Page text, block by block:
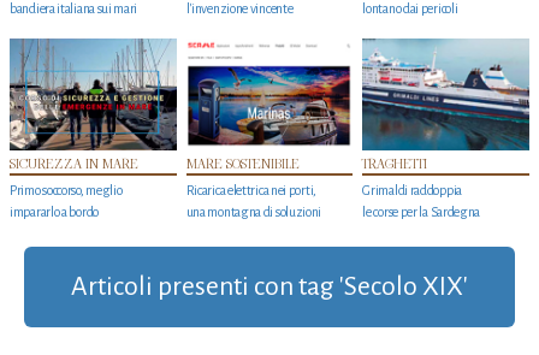
bandiera italiana sui mari
l'invenzione vincente
lontano dai pericoli
SICUREZZA IN MARE
Primo soccorso, meglio
impararlo a bordo
MARE SOSTENIBILE
Ricarica elettrica nei porti,
una montagna di soluzioni
TRAGHETTI
Grimaldi raddoppia
le corse per la Sardegna
Articoli presenti con tag 'Secolo XIX'